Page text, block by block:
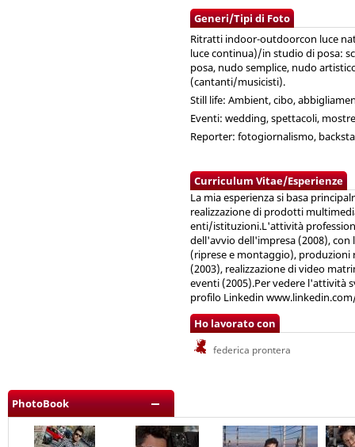
Generi/Tipi di Foto
Ritratti indoor-outdoorcon luce
luce continua)/in studio di posa:
posa, nudo semplice, nudo
(cantanti/musicisti).
Still life: Ambient, cibo,
Eventi: wedding, spettacoli, mostre
Reporter: fotogiornalismo,
Curriculum Vitae/Esperienze
La mia esperienza si basa
realizzazione di prodotti
enti/istituzioni.L'attività
dell'avvio dell'impresa (2008), con
(riprese e montaggio),
(2003), realizzazione di video
eventi (2005).Per vedere l'attività
profilo Linkedin
Ho lavorato con
federica prontera
PhotoBook